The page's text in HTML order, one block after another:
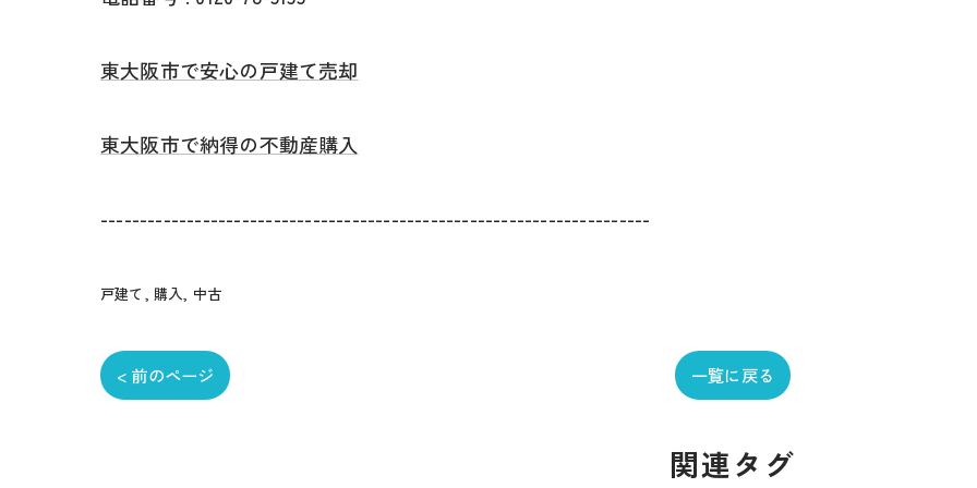
東大阪市で安心の戸建て売却
東大阪市で納得の不動産購入
----------------------------------------------------------------------
戸建て 購入 中古
< 前のページ 一覧に戻る
関連タグ